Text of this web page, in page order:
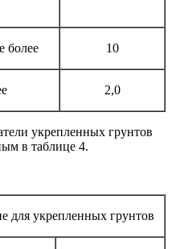
более 10
2,0
укрепленных грунтов
в таблице 4.
для укрепленных грунтов